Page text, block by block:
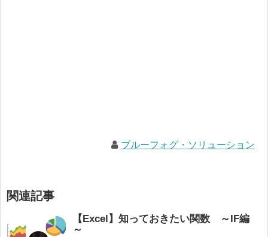
ブルーフォグ・ソリューション
関連記事
【Excel】知っておきたい関数 ～IF編
～